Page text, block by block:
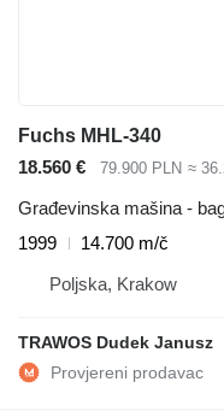
Fuchs MHL-340
18.560 €
79.900 PLN ≈
Građevinska mašina -
1999
14.700 m/č
Poljska, Krakow
TRAWOS Dudek Janusz